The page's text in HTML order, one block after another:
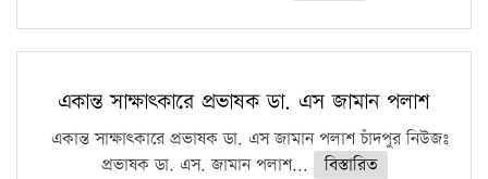
একান্ত সাক্ষাৎকারে প্রভাষক ডা. এস জামান পলাশ
একান্ত সাক্ষাৎকারে প্রভাষক ডা. এস জামান পলাশ চাঁদপুর নিউজঃ
প্রভাষক ডা. এস. জামান পলাশ...
বিস্তারিত